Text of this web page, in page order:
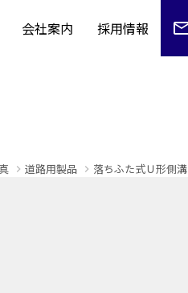
会社案内 採用情報
道路用製品 落ちふた式Ｕ形側溝